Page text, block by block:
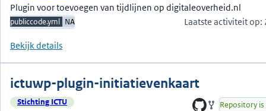
Plugin voor toevoegen van tijdlijnen op digitaleoverheid.nl
publiccode.yml NA Laatste activiteit
Bekijk details
ictuwp-plugin-initiatievenkaart
Stichting ICTU Repository